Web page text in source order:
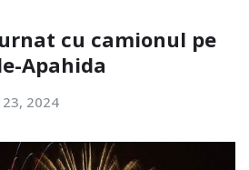
cu camionul pe
Apahida
23, 2024